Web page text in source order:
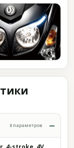
8 параметров